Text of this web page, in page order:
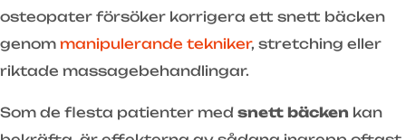
osteopater försöker korrigera ett snett bäcken
genom manipulerande tekniker, stretching eller
riktade massagebehandlingar.
Som de flesta patienter med snett bäcken kan